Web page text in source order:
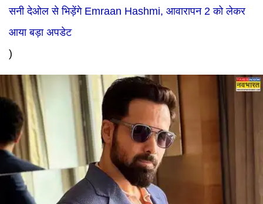
सनी देओल से भिड़ेंगे Emraan Hashmi, आवारापन 2 को लेकर
आया बड़ा अपडेट
)